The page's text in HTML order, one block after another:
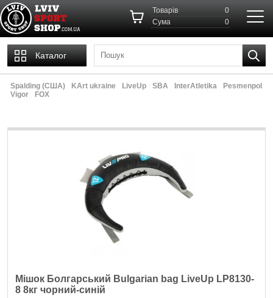
Товарів
0
Cума
0
Каталог
Spalding (США) KArt ukraine LiveUp SBA InterAtletika
Pesmenpol
Vigor
FOX
Мішок Болгарський Bulgarian bag LiveUp LP8130-
8 8кг чорний-синій